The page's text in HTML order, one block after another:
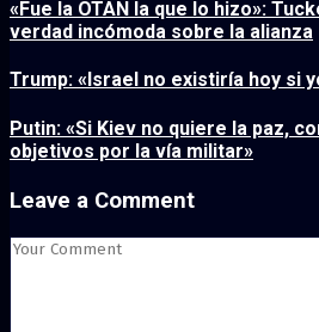
«Fue la OTAN la que lo hizo»:
verdad incómoda sobre la alianza
Trump: «Israel no existiría hoy si
Putin: «Si Kiev no quiere la paz,
objetivos por la vía militar»
Leave a Comment